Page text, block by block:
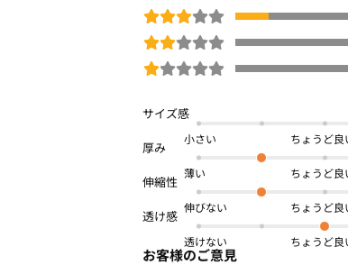
小さい
薄い
伸びない
透けない
お客様のご意見